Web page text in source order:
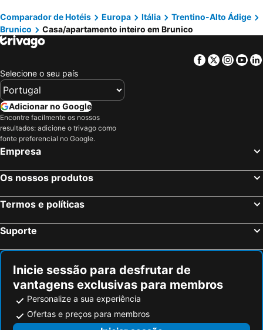
Comparador de Hotéis Europa Itália
Trentino-Alto Ádige
Brunico
Casa/apartamento inteiro em Brunico
Facebook
Twitter
Selecione o seu país
Adicionar no Google
Encontre facilmente os nossos
resultados: adicione o trivago como
fonte preferencial no Google.
Empresa
Os nossos produtos
Termos e políticas
Suporte
Inicie sessão para desfrutar de
vantagens exclusivas para membros
Personalize a sua experiência
Ofertas e preços para membros